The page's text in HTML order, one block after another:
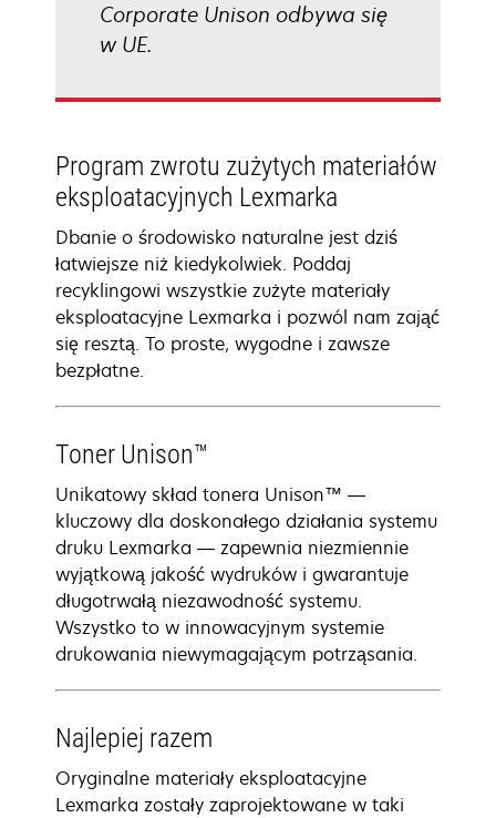
Corporate Unison odbywa się
w UE.
Program zwrotu zużytych materiałów
eksploatacyjnych Lexmarka
Dbanie o środowisko naturalne jest dziś
łatwiejsze niż kiedykolwiek. Poddaj
recyklingowi wszystkie zużyte materiały
eksploatacyjne Lexmarka i pozwól nam zająć
się resztą. To proste, wygodne i zawsze
bezpłatne.
Toner Unison™
Unikatowy skład tonera Unison™ —
kluczowy dla doskonałego działania systemu
druku Lexmarka — zapewnia niezmiennie
wyjątkową jakość wydruków i gwarantuje
długotrwałą niezawodność systemu.
Wszystko to w innowacyjnym systemie
drukowania niewymagającym potrząsania.
Najlepiej razem
Oryginalne materiały eksploatacyjne
Lexmarka zostały zaprojektowane w taki